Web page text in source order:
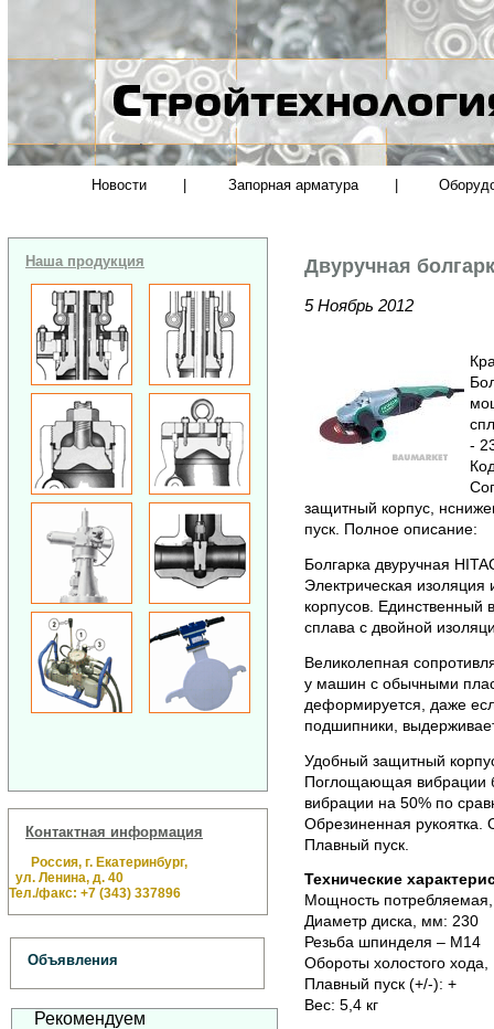
Новости Запорная арматура
Наша продукция
Контактная информация
Россия, г. Екатеринбург,
ул. Ленина, д. 40
Тел./факс: +7 (343) 337896
Объявления
Рекомендуем
Двуручная
5 Ноябрь 2012
-
защитный корпус,
пуск. Полное описание:
Болгарка двуручная
Электрическая изоляция
корпусов. Единственный
сплава с двойной
Великолепная
у машин с обычными
деформируется, даже
подшипники,
Удобный защитный
Поглощающая вибрации
вибрации на 50% по
Обрезиненная рукоятка.
Плавный пуск.
Технические
Мощность
Диаметр диска, мм: 230
Резьба шпинделя – М14
Обороты холостого
Плавный пуск (+/-): +
Вес: 5,4 кг